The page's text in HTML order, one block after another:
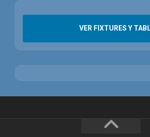
VER FIXTURES Y